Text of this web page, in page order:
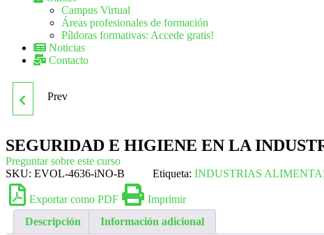
Campus Virtual
Áreas profesionales de formación
Píldoras formativas: Accede gratis!
Noticias
Contacto
INAD031PO MÉTODOS
LOS ALIMENTOS
Prev
SEGURIDAD E HIGIENE EN LA
Preguntar sobre este curso
SKU: EVOL-4636-iNO-B Etiqueta: INDUSTRIAS
Exportar como PDF
Imprimir
Descripción
Información adicional